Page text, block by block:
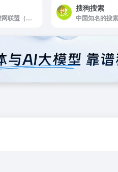
W3C中国是万维网联盟（World Wide Web Consortium, W3C）中文网
搜狗搜索